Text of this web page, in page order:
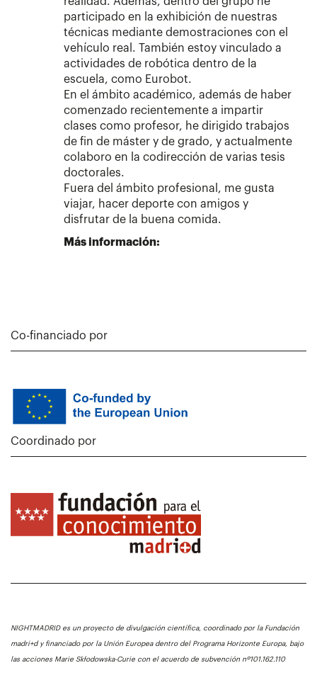
participado en la exhibición de nuestras
técnicas mediante demostraciones con el
vehículo real. También estoy vinculado a
actividades de robótica dentro de la
escuela, como Eurobot.
En el ámbito académico, además de haber
comenzado recientemente a impartir
clases como profesor, he dirigido trabajos
de fin de máster y de grado, y actualmente
colaboro en la codirección de varias tesis
doctorales.
Fuera del ámbito profesional, me gusta
viajar, hacer deporte con amigos y
disfrutar de la buena comida.
Más información:
Co-financiado por
Coordinado por
NIGHTMADRID es un proyecto de divulgación científica, coordinado por la Fundación
madri+d y financiado por la Unión Europea dentro del Programa Horizonte Europa, bajo
las acciones Marie Skłodowska-Curie con el acuerdo de subvención nº101.162.110